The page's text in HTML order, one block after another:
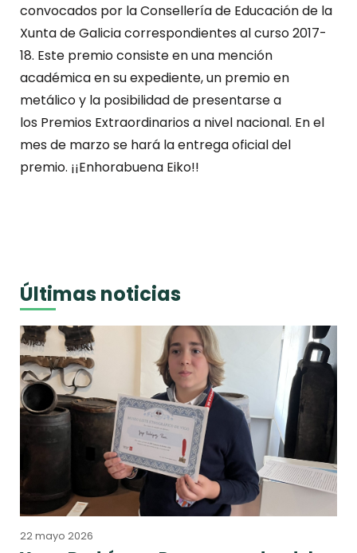
convocados por la Consellería de Educación de la
Xunta de Galicia correspondientes al curso 2017-
18. Este premio consiste en una mención
académica en su expediente, un premio en
metálico y la posibilidad de presentarse a
los Premios Extraordinarios a nivel nacional. En el
mes de marzo se hará la entrega oficial del
premio. ¡¡Enhorabuena Eiko!!
Últimas noticias
22 mayo 2026